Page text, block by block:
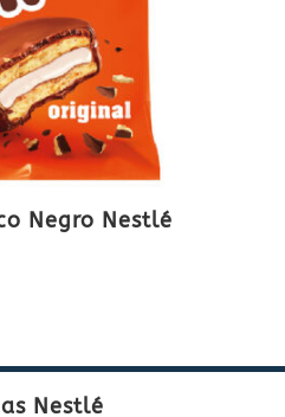
Negro Nestlé
Nestlé